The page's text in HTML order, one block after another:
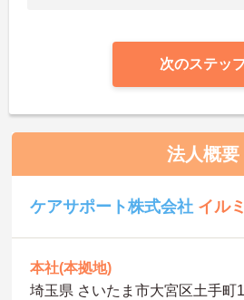
次のステッ
法人概要
ケアサポート株式会社 イル
本社(本拠地)
埼玉県 さいたま市大宮区土手町